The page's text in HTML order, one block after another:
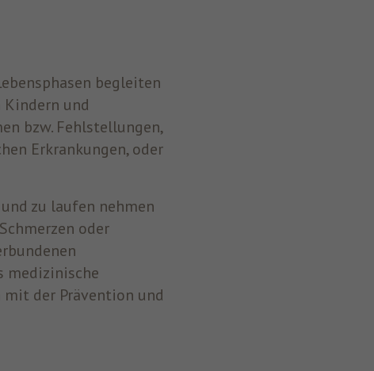
begleiten
und
bzw. Fehlstellungen,
Erkrankungen, oder
zu laufen nehmen
oder
medizinische
mit der Prävention und